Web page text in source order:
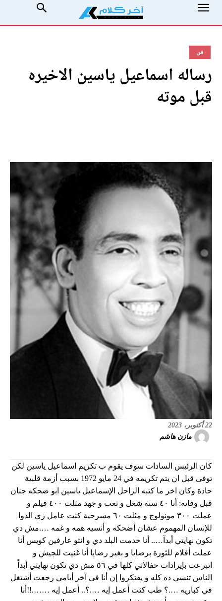
فن
رساله اسماعيل ياسين الاخيره
قبل موته
22 أكتوبر، 2023
مازن هاشم
كان الرئيس السادات سوف يقوم ب تكريم اسماعيل ياسين لكن
توفى قبل ان يتم تكريمه في 24 مايو 1972 بسبب أزمة قلبية
حادة وكان اخر ما كتبه الراحل الإسماعيل ياسين ابو ضحكه جنان
قبل وفاته: أنا ٤٠ سنه شغل و تعب و جهد مثلت ٤٠٠ فيلم و
عملت ٣٠٠ مونولوج و مثلت ٦٠ مسرحية كنت عامل زي الدوا
للإنسان المهموم عشان أضحكه و أنسيه همه و غمه ….مش دي
تكون نهايتي أبدآ….. أنا خدمت البلد دي و انتو عارفين كويس أنا
عملت أفلام للثورة برضايا و بغير رضايا أنا غنيت للجيش و
اتبرعت بإيرادات حفالاتي كلها في ٥٦ مش دي تكون نهايتي أبداً
الناس تنسي ده كله و يفتكروا إن أنا في آخر أيامي رجعت أشتغل
في كباريه ….؟ طب كنت أعمل إيه ….؟.. أعمل إيه …….!!أنا